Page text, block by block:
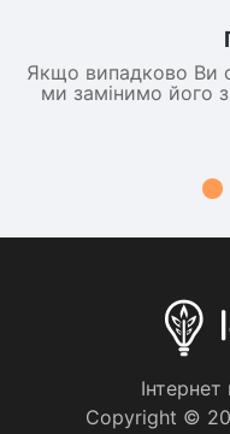
Якщо випадково Ви
ми замінимо його
Copyright ©